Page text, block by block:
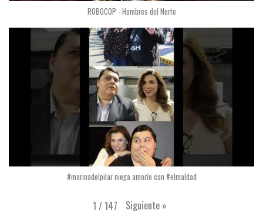
ROBOCOP - Hombres del Norte
#marinadelpilar niega amorío con #elmaldad
1 /147 Siguiente »